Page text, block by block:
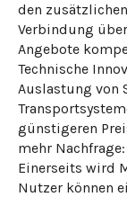
den
Verbindung
Angebote
Technische
Auslastung von
günstigeren
mehr Nachfrage:
Einerseits wird
Nutzer können